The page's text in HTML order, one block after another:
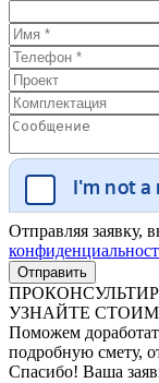
Отправляя заявку,
УЗНАЙТЕ
Поможем
подробную смету,
Спасибо! Ваша